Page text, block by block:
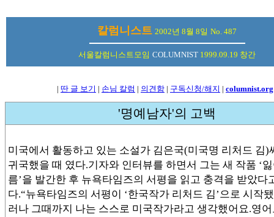
칼럼니스트 2002년 8월 8일 No. 487
서울칼럼니스트모임 COLUMNIST 1999.09.19 창간
| 딴 글 보기 | 손님 칼럼 | 의견함 | 구독신청/해지 | columnist.org
'명예남자'의 고백
미국에서 활동하고 있는 소설가 김은국(미국명 리처드 김)
귀국했을 때 였다.기자와 인터뷰를 하면서 그는 새 작품 ‘
름’을 발간한 후 뉴욕타임즈의 서평을 읽고 충격을 받았다
다.“뉴욕타임즈의 서평이 ‘한국작가 리처드 김’으로 시작
러나 그때까지 나는 스스로 미국작가라고 생각했어요.영